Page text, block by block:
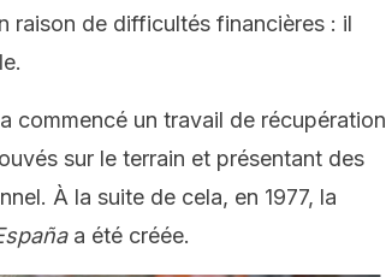
raison de difficultés financières : il
a commencé un travail de récupération
sur le terrain et présentant des
À la suite de cela, en 1977, la
a été créée.